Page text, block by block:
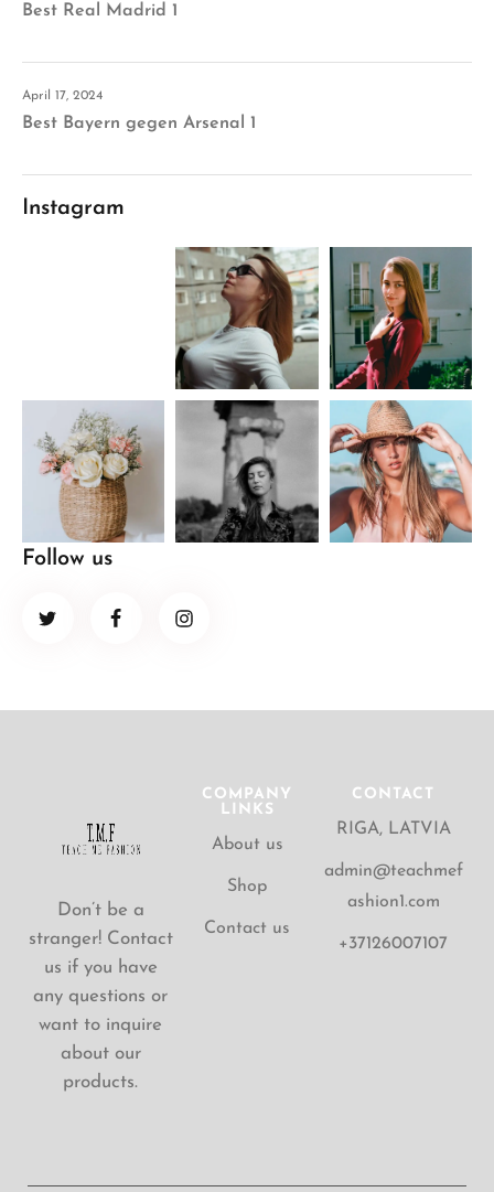
Best Real Madrid 1
April 17, 2024
Best Bayern gegen Arsenal 1
Instagram
Follow us
Don’t be a
stranger! Contact
us if you have
any questions or
want to inquire
about our
products.
COMPANY
LINKS
About us
Shop
Contact us
CONTACT
RIGA, LATVIA
admin@teachmef
ashion1.com
+37126007107